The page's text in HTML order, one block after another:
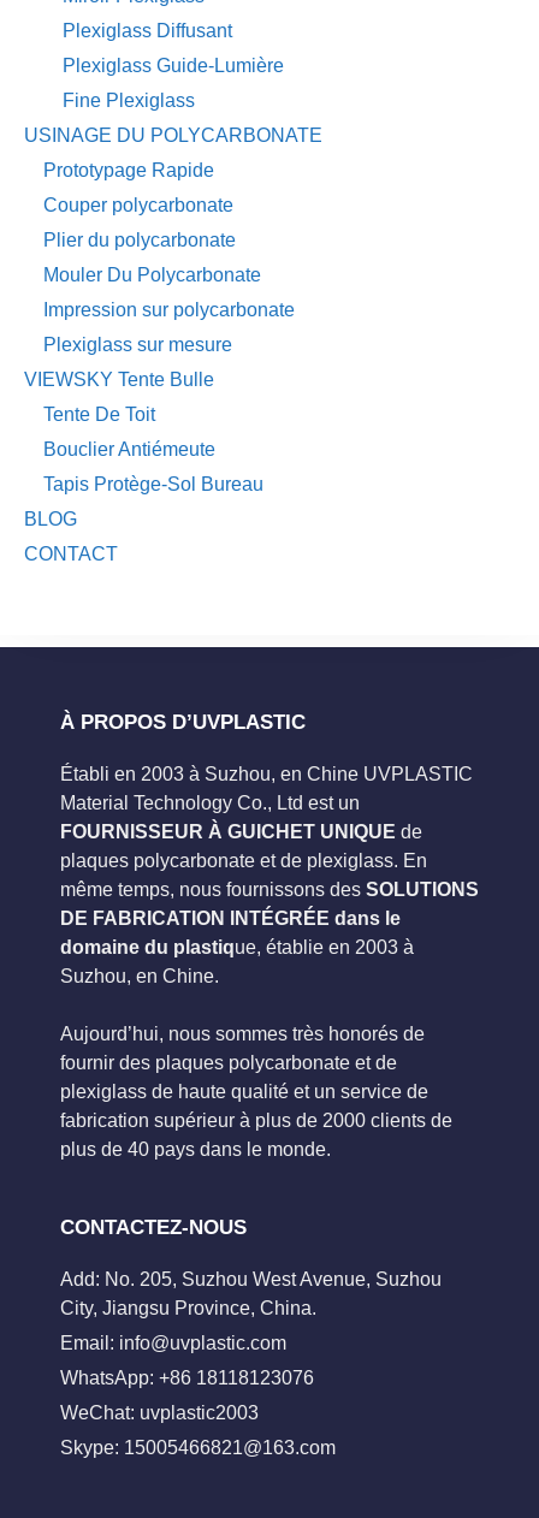
Plexiglass Diffusant
Plexiglass Guide-Lumière
Fine Plexiglass
USINAGE DU POLYCARBONATE
Prototypage Rapide
Couper polycarbonate
Plier du polycarbonate
Mouler Du Polycarbonate
Impression sur polycarbonate
Plexiglass sur mesure
VIEWSKY Tente Bulle
Tente De Toit
Bouclier Antiémeute
Tapis Protège-Sol Bureau
BLOG
CONTACT
À PROPOS D’UVPLASTIC
Établi en 2003 à Suzhou, en Chine UVPLASTIC
Material Technology Co., Ltd est un
FOURNISSEUR À GUICHET UNIQUE de
plaques polycarbonate et de plexiglass. En
même temps, nous fournissons des SOLUTIONS
DE FABRICATION INTÉGRÉE dans le
domaine du plastique, établie en 2003 à
Suzhou, en Chine.
Aujourd’hui, nous sommes très honorés de
fournir des plaques polycarbonate et de
plexiglass de haute qualité et un service de
fabrication supérieur à plus de 2000 clients de
plus de 40 pays dans le monde.
CONTACTEZ-NOUS
Add: No. 205, Suzhou West Avenue, Suzhou
City, Jiangsu Province, China.
Email: info@uvplastic.com
WhatsApp: +86 18118123076
WeChat: uvplastic2003
Skype: 15005466821@163.com